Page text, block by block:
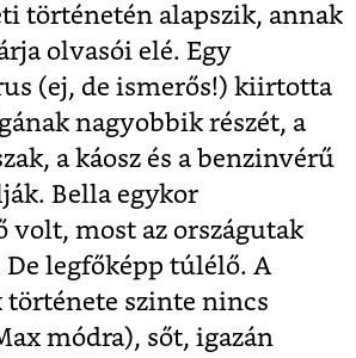
történetén alapszik, annak
olvasói elé. Egy
(ej, de ismerős!) kiirtotta
nagyobbik részét, a
a káosz és a benzinvérű
Bella egykor
volt, most az országutak
De legfőképp túlélő. A
története szinte nincs
módra), sőt, igazán